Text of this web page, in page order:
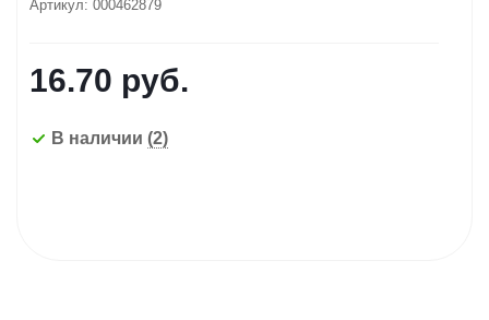
Артикул: 000462879
16.70 руб.
В наличии (2)